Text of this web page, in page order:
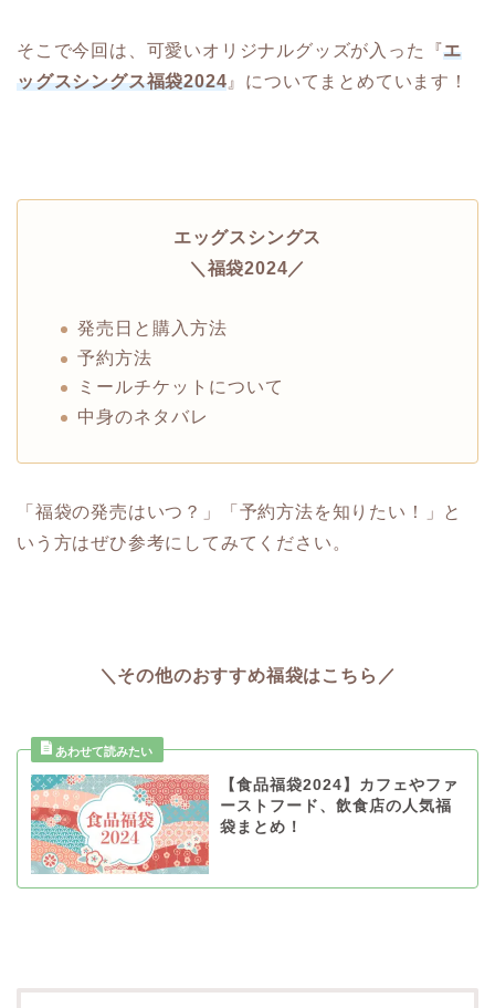
そこで今回は、可愛いオリジナルグッズが入った『エ
ッグスシングス福袋2024 』についてまとめています！
エッグスシングス
＼福袋2024／
発売日と購入方法
予約方法
ミールチケットについて
中身のネタバレ
「福袋の発売はいつ？」「予約方法を知りたい！」と
いう方はぜひ参考にしてみてください。
＼その他のおすすめ福袋はこちら／
【食品福袋2024】カフェやファ
ーストフード、飲食店の人気福
袋まとめ！